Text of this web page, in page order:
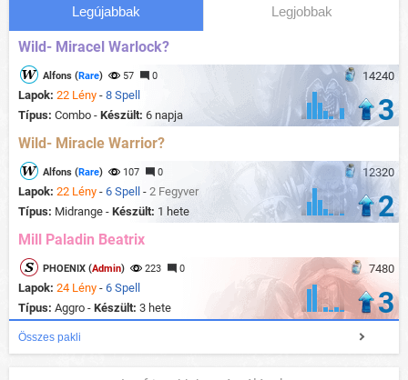
Legújabbak Legjobbak
Wild- Miracel Warlock?
14240
Alfons (Rare) 57 0
Lapok: 22 Lény - 8 Spell
Típus: Combo - Készült: 6 napja 3
Wild- Miracle Warrior?
12320
Alfons (Rare) 107 0
Lapok: 22 Lény - 6 Spell - 2 Fegyver
Típus: Midrange - Készült: 1 hete 2
Mill Paladin Beatrix
7480
PHOENIX (Admin) 223 0
Lapok: 24 Lény - 6 Spell
Típus: Aggro - Készült: 3 hete 3
Összes pakli